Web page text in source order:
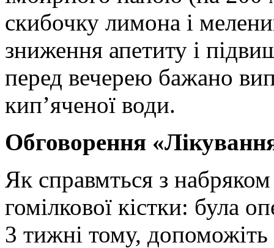
скибочку лимона і
зниження апетиту і
перед вечерею бажано
кип’яченої води.
Обговорення
Як справмться з
гомілкової кістки: була
3 тижні тому, допоможіть